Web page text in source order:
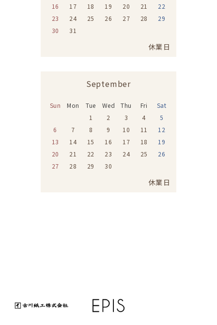
16
17 18 19 20 21
22
23
24 25 26 27 28
29
30
31
休業日
September
Sun Mon Tue Wed Thu Fri
Sat
1
2 3 4
5
6
7 8 9 10 11
12
13
14 15 16 17 18
19
20
21 22 23 24 25
26
27
28 29 30
休業日